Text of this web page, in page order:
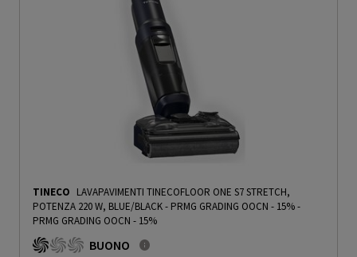
TINECO LAVAPAVIMENTI TINECOFLOOR ONE S7 STRETCH,
POTENZA 220 W, BLUE/BLACK - PRMG GRADING OOCN - 15%-
PRMG GRADING OOCN - 15%
BUONO